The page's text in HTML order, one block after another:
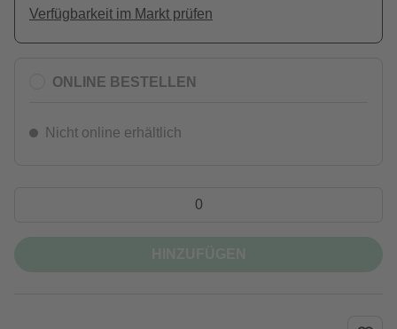
Verfügbarkeit im Markt prüfen
ONLINE BESTELLEN
Nicht online erhältlich